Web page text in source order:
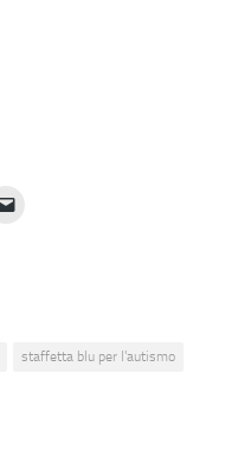
staffetta blu per l'autismo